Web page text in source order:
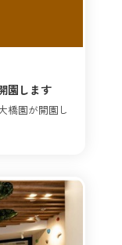
園します
橋園が開園し